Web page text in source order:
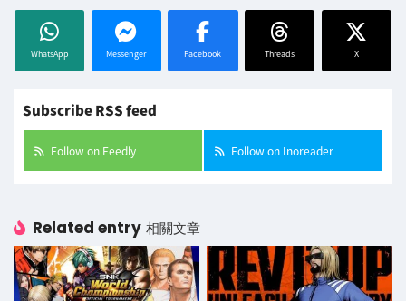
WhatsApp Messenger Facebook Threads X
Subscribe RSS feed
Follow on Feedly Follow on Inoreader
Related entry 相關文章